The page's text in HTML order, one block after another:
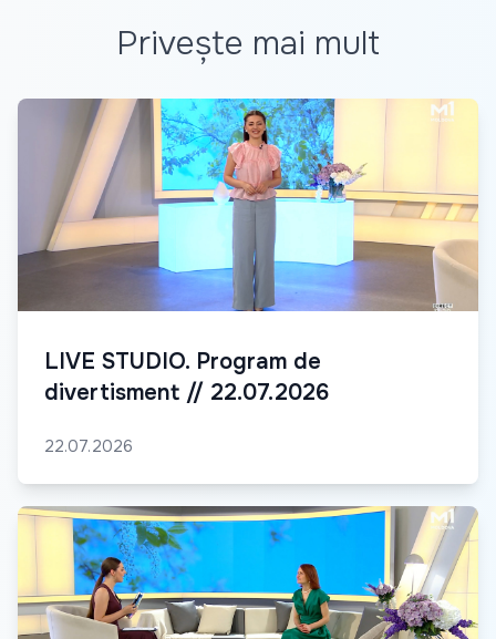
Privește mai mult
LIVE STUDIO. Program de
divertisment // 22.07.2026
22.07.2026